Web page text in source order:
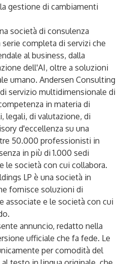
gestione di cambiamenti
società di consulenza
completa di servizi che
al business, dalla
dell'AI, oltre a soluzioni
umano. Andersen Consulting
servizio multidimensionale di
in materia di
legali, di valutazione, di
d'eccellenza su una
50.000 professionisti in
in più di 1.000 sedi
le società con cui collabora.
LP è una società in
fornisce soluzioni di
associate e le società con cui
annuncio, redatto nella
ufficiale che fa fede. Le
per comodità del